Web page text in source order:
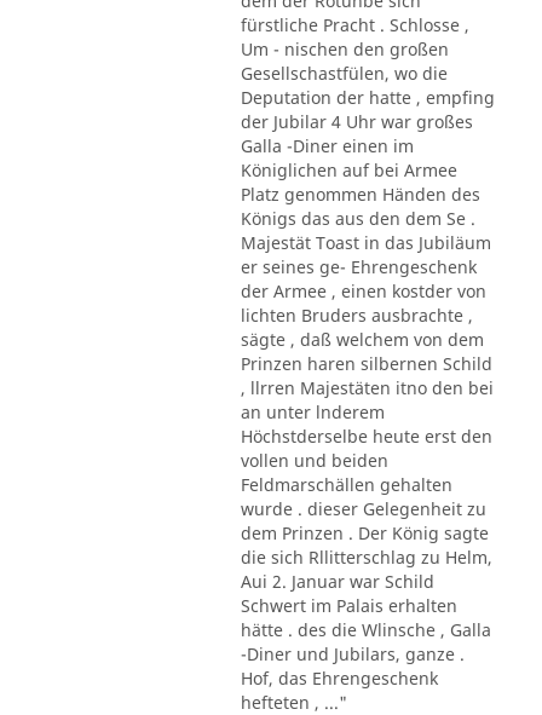
fürstliche Pracht . Schlosse ,
Um - nischen den großen
Gesellschastfülen, wo die
Deputation der hatte , empfing
der Jubilar 4 Uhr war großes
Galla -Diner einen im
Königlichen auf bei Armee
Platz genommen Händen des
Königs das aus den dem Se .
Majestät Toast in das Jubiläum
er seines ge- Ehrengeschenk
der Armee , einen kostder von
lichten Bruders ausbrachte ,
sägte , daß welchem von dem
Prinzen haren silbernen Schild
, llrren Majestäten itno den bei
an unter lnderem
Höchstderselbe heute erst den
vollen und beiden
Feldmarschällen gehalten
wurde . dieser Gelegenheit zu
dem Prinzen . Der König sagte
die sich Rllitterschlag zu Helm,
Aui 2. Januar war Schild
Schwert im Palais erhalten
hätte . des die Wlinsche , Galla
-Diner und Jubilars, ganze .
Hof, das Ehrengeschenk
hefteten , ..."